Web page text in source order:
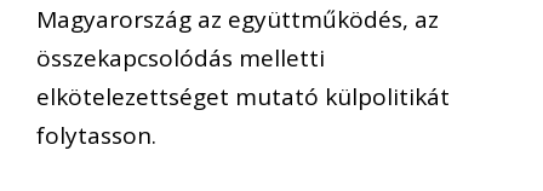
Magyarország az együttműködés, az
összekapcsolódás melletti
elkötelezettséget mutató külpolitikát
folytasson.